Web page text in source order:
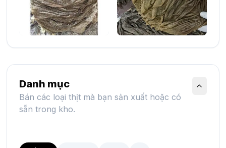
Danh mục
Bán các loại thịt mà bạn sản xuất hoặc có
sẵn trong kho.